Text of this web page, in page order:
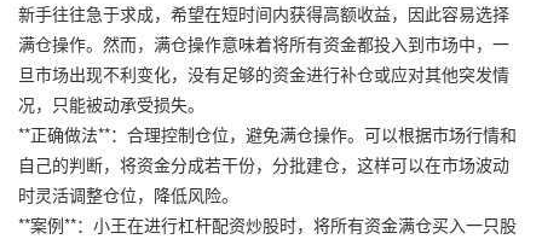
新手往往急于求成，希望在短时间内获得高额收益，因此容易选择
满仓操作。然而，满仓操作意味着将所有资金都投入到市场中，一
旦市场出现不利变化，没有足够的资金进行补仓或应对其他突发情
况，只能被动承受损失。
**正确做法**：合理控制仓位，避免满仓操作。可以根据市场行情和
自己的判断，将资金分成若干份，分批建仓，这样可以在市场波动
时灵活调整仓位，降低风险。
**案例**：小王在进行杠杆配资炒股时，将所有资金满仓买入一只股